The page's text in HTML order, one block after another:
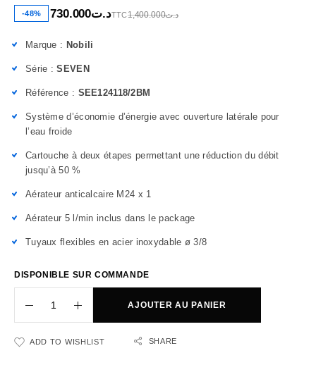
-48% د.ت1,400.000 د.ت730.000 TTC
Marque : Nobili
Série :SEVEN
Référence : SEE124118/2BM
Système d’économie d’énergie avec ouverture latérale pour
l’eau froide
Cartouche à deux étapes permettant une réduction du débit
jusqu’à 50 %
Aérateur anticalcaire M24 x 1
Aérateur 5 l/min inclus dans le package
Tuyaux flexibles en acier inoxydable ø 3/8
DISPONIBLE SUR COMMANDE
AJOUTER AU PANIER
ADD TO WISHLIST SHARE